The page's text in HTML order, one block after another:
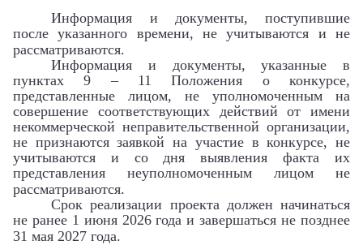
Информация и документы, поступившие
после указанного времени, не учитываются и не
рассматриваются.
Информация и документы, указанные в
пунктах 9 – 11 Положения о конкурсе,
представленные лицом, не уполномоченным на
совершение соответствующих действий от имени
некоммерческой неправительственной организации,
не признаются заявкой на участие в конкурсе, не
учитываются и со дня выявления факта их
представления неуполномоченным лицом не
рассматриваются.
Срок реализации проекта должен начинаться
не ранее 1 июня 2026 года и завершаться не позднее
31 мая 2027 года.